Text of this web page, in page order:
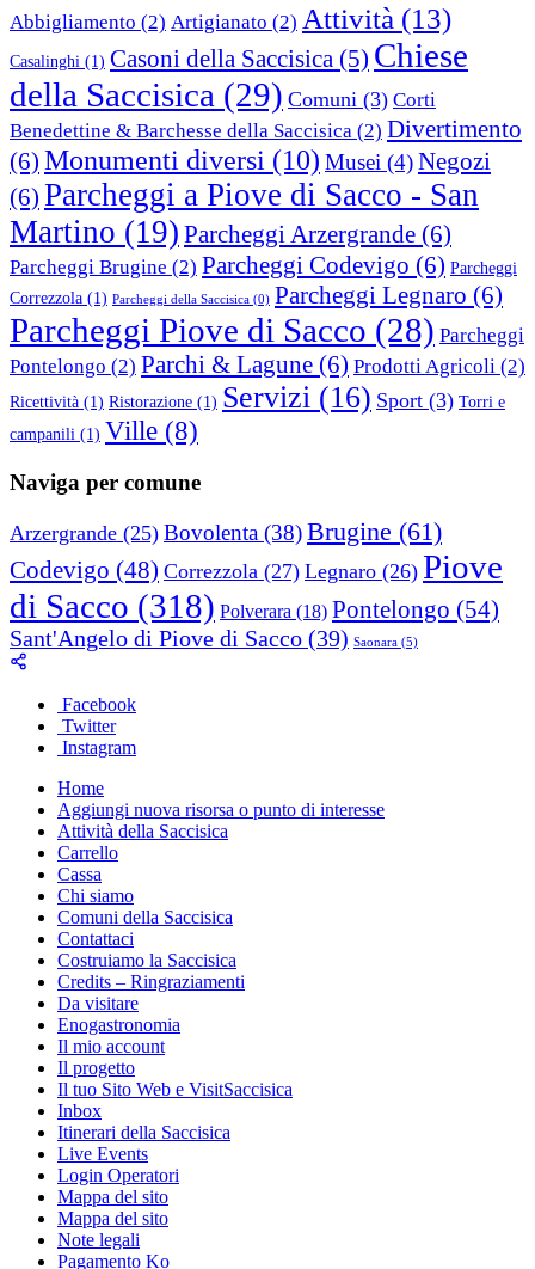
Abbigliamento (2) Artigianato (2) Attività (13)
Casalinghi (1) Casoni della Saccisica (5) Chiese
della Saccisica (29) Comuni (3) Corti
Benedettine & Barchesse della Saccisica (2) Divertimento
(6) Monumenti diversi (10) Musei (4)Negozi
(6) Parcheggi a Piove di Sacco - San
Martino (19) Parcheggi Arzergrande (6)
Parcheggi Brugine (2) Parcheggi Codevigo (6) Parcheggi
Correzzola (1) Parcheggi della Saccisica (0) Parcheggi Legnaro (6)
Parcheggi Piove di Sacco (28) Parcheggi
Pontelongo (2) Parchi & Lagune (6) Prodotti Agricoli (2)
Ricettività (1) Ristorazione (1) Servizi (16) Sport (3) Torri e
campanili (1) Ville (8)
Naviga per comune
Arzergrande (25) Bovolenta (38)Brugine (61)
Codevigo (48) Correzzola (27) Legnaro (26) Piove
di Sacco (318) Polverara (18) Pontelongo (54)
Sant'Angelo di Piove di Sacco (39) Saonara (5)
Facebook
Twitter
Instagram
Home
Aggiungi nuova risorsa o punto di interesse
Attività della Saccisica
Carrello
Cassa
Chi siamo
Comuni della Saccisica
Contattaci
Costruiamo la Saccisica
Credits – Ringraziamenti
Da visitare
Enogastronomia
Il mio account
Il progetto
Il tuo Sito Web e VisitSaccisica
Inbox
Itinerari della Saccisica
Live Events
Login Operatori
Mappa del sito
Mappa del sito
Note legali
Pagamento Ko